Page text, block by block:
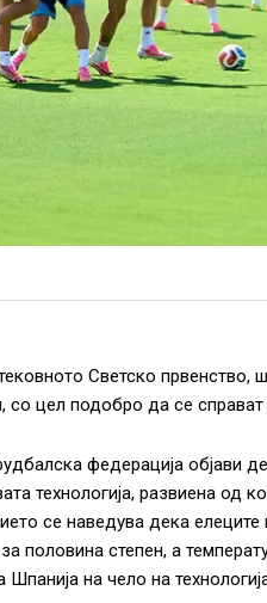
Светско првенство,
со цел подобро да се
федерација објави
технологија, развиена од
се наведува дека елеците
половина степен, а
Шпанија на чело на